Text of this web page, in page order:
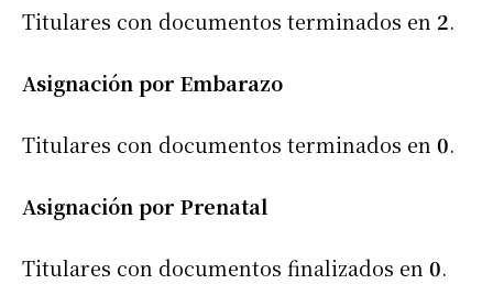
Titulares con documentos terminados en 2.
Asignación por Embarazo
Titulares con documentos terminados en 0.
Asignación por Prenatal
Titulares con documentos finalizados en 0.